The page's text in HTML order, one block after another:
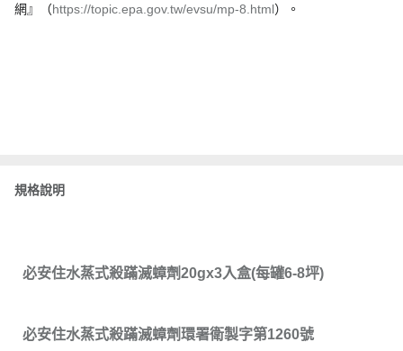
網』（https://topic.epa.gov.tw/evsu/mp-8.html）。
規格說明
必安住水蒸式殺蹣滅蟑劑20gx3入盒(每罐6-8坪)
必安住水蒸式殺蹣滅蟑劑環署衛製字第1260號